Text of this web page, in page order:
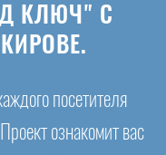
КЛЮЧ" С
посетителя
ознакомит вас